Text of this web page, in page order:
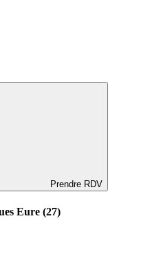
Prendre RDV
Eure (27)